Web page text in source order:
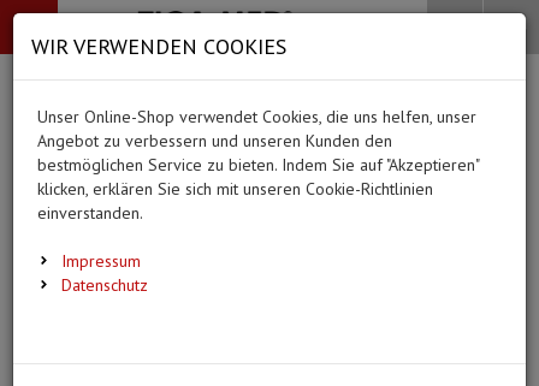
-->
Bekleidung
Alle Kategorien
BEKLEIDUNG (20 Ergebnisse)
Alle anzeigen
Handschuhe
Medizinische Hilfsmittel
Alle Kategorien
MEDIZINISCHE
Ergebnisse)
Urinbeutel/Beinbeutel
Pflege & Alltag
Alle Kategorien
PFLEGE & ALLTAG
Alle Kategorien
DIAGNOSTIK &
Ihr Warenkorb ist momentan leer.
Ergebnisse () Fertig
Menü Search
WIR VERWENDEN COOKIES
Unser Online-Shop verwendet Cookies, die uns helfen, unser
Angebot zu verbessern und unseren Kunden den
bestmöglichen Service zu bieten. Indem Sie auf "Akzeptieren"
klicken, erklären Sie sich mit unseren Cookie-Richtlinien
einverstanden.
Impressum
Datenschutz